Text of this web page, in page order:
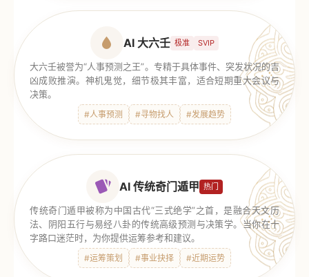
AI 大六壬 极准 SVIP
大六壬被誉为“人事预测之王”。专精于具体事件、突发状况的吉
凶成败推演。神机鬼觉，细节极其丰富，适合短期重大会议与
决策。
#人事预测 #寻物找人 #发展趋势
AI 传统奇门遁甲 热门
传统奇门遁甲被称为中国古代“三式绝学”之首，是融合天文历
法、阴阳五行与易经八卦的传统高级预测与决策学。当你在十
字路口迷茫时，为你提供运筹参考和建议。
#运筹策划 #事业抉择 #近期运势